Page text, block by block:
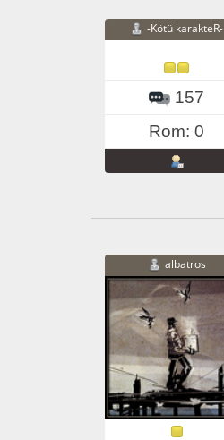
-Kötü karakteR-
157
Rom: 0
albatros